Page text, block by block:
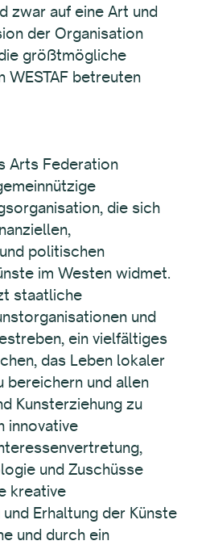
zwar auf eine Art und
der Organisation
größtmögliche
WESTAF betreuten
Arts Federation
die sich
politischen
im Westen widmet.
staatliche
und
ein vielfältiges
das Leben lokaler
bereichern und allen
Kunsterziehung zu
innovative
und Zuschüsse
kreative
Erhaltung der Künste
und durch ein